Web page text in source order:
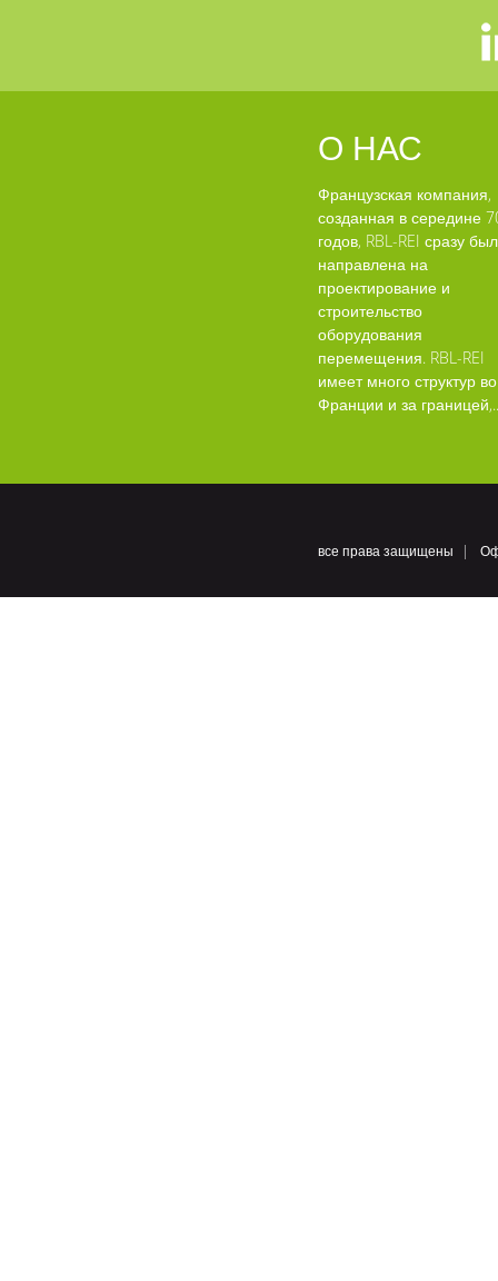
О НАС
Французская компания,
созданная в середине
годов, RBL-REI сразу
направлена на
проектирование и
строительство
оборудования
перемещения. RBL-REI
имеет много структур во
Франции и за
все права защищены